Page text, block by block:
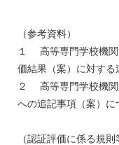
（参考資料）
１ 高等専門学校機関
価結果（案）に対する
２ 高等専門学校機関
への追記事項（案）に
（認証評価に係る規則